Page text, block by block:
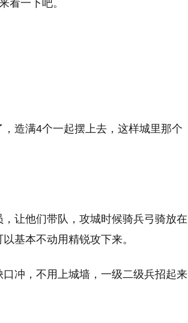
看一下吧。
造满4个一起摆上去，这样城里那个
让他们带队，攻城时候骑兵弓骑放在
基本不动用精锐攻下来。
冲，不用上城墙，一级二级兵招起来